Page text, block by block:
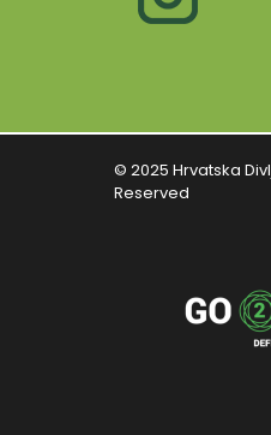
© 2025 Hrvatska
Reserved